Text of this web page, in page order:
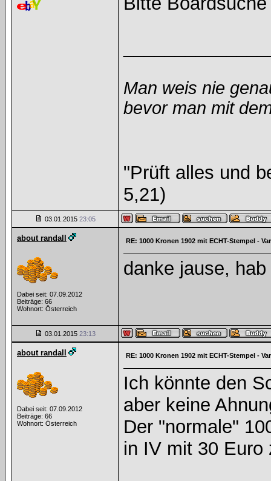
Man weis nie
bevor man mit
"Prüft alles und
5,21)
03.01.2015 23:05
about randall
Dabei seit: 07.09.2012
Beiträge: 66
Wohnort: Österreich
RE: 1000 Kronen 1902 mit ECHT-Stempel -
danke jause,
03.01.2015 23:13
about randall
Dabei seit: 07.09.2012
Beiträge: 66
Wohnort: Österreich
RE: 1000 Kronen 1902 mit ECHT-Stempel -
Ich könnte den
aber keine
Der "normale"
in IV mit 30 Euro